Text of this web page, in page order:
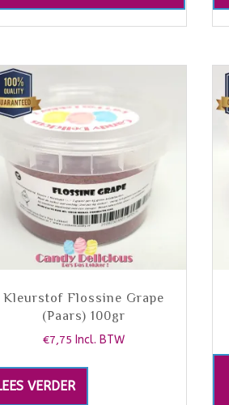
Kleurstof Flossine Grape
(Paars) 100gr
€7,75 Incl. BTW
VERDER